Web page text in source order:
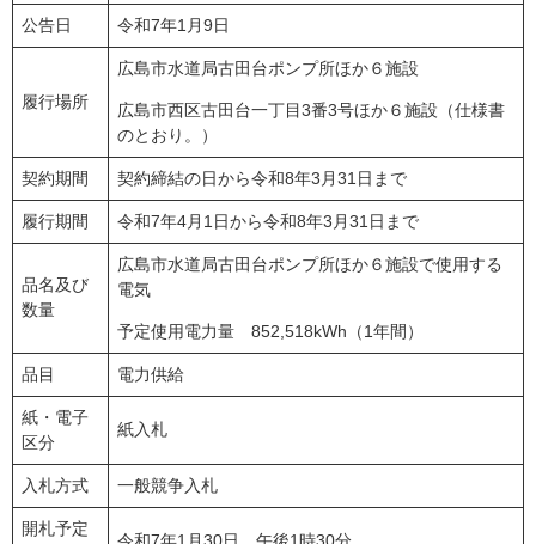
公告日 令和7年1月9日
履行場所
広島市水道局古田台ポンプ所ほか６施設
広島市西区古田台一丁目3番3号ほか６施設（仕様書
のとおり。）
契約期間 契約締結の日から令和8年3月31日まで
履行期間 令和7年4月1日から令和8年3月31日まで
品名及び
数量
広島市水道局古田台ポンプ所ほか６施設で使用する
電気
予定使用電力量 852,518kWh（1年間）
品目 電力供給
紙・電子
区分
紙入札
入札方式 一般競争入札
開札予定